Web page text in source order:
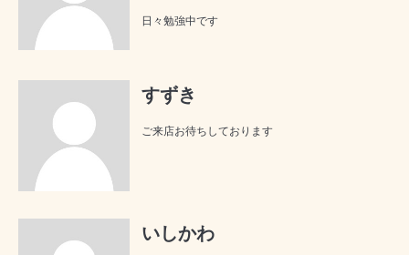
日々勉強中です
すずき
ご来店お待ちしております
いしかわ